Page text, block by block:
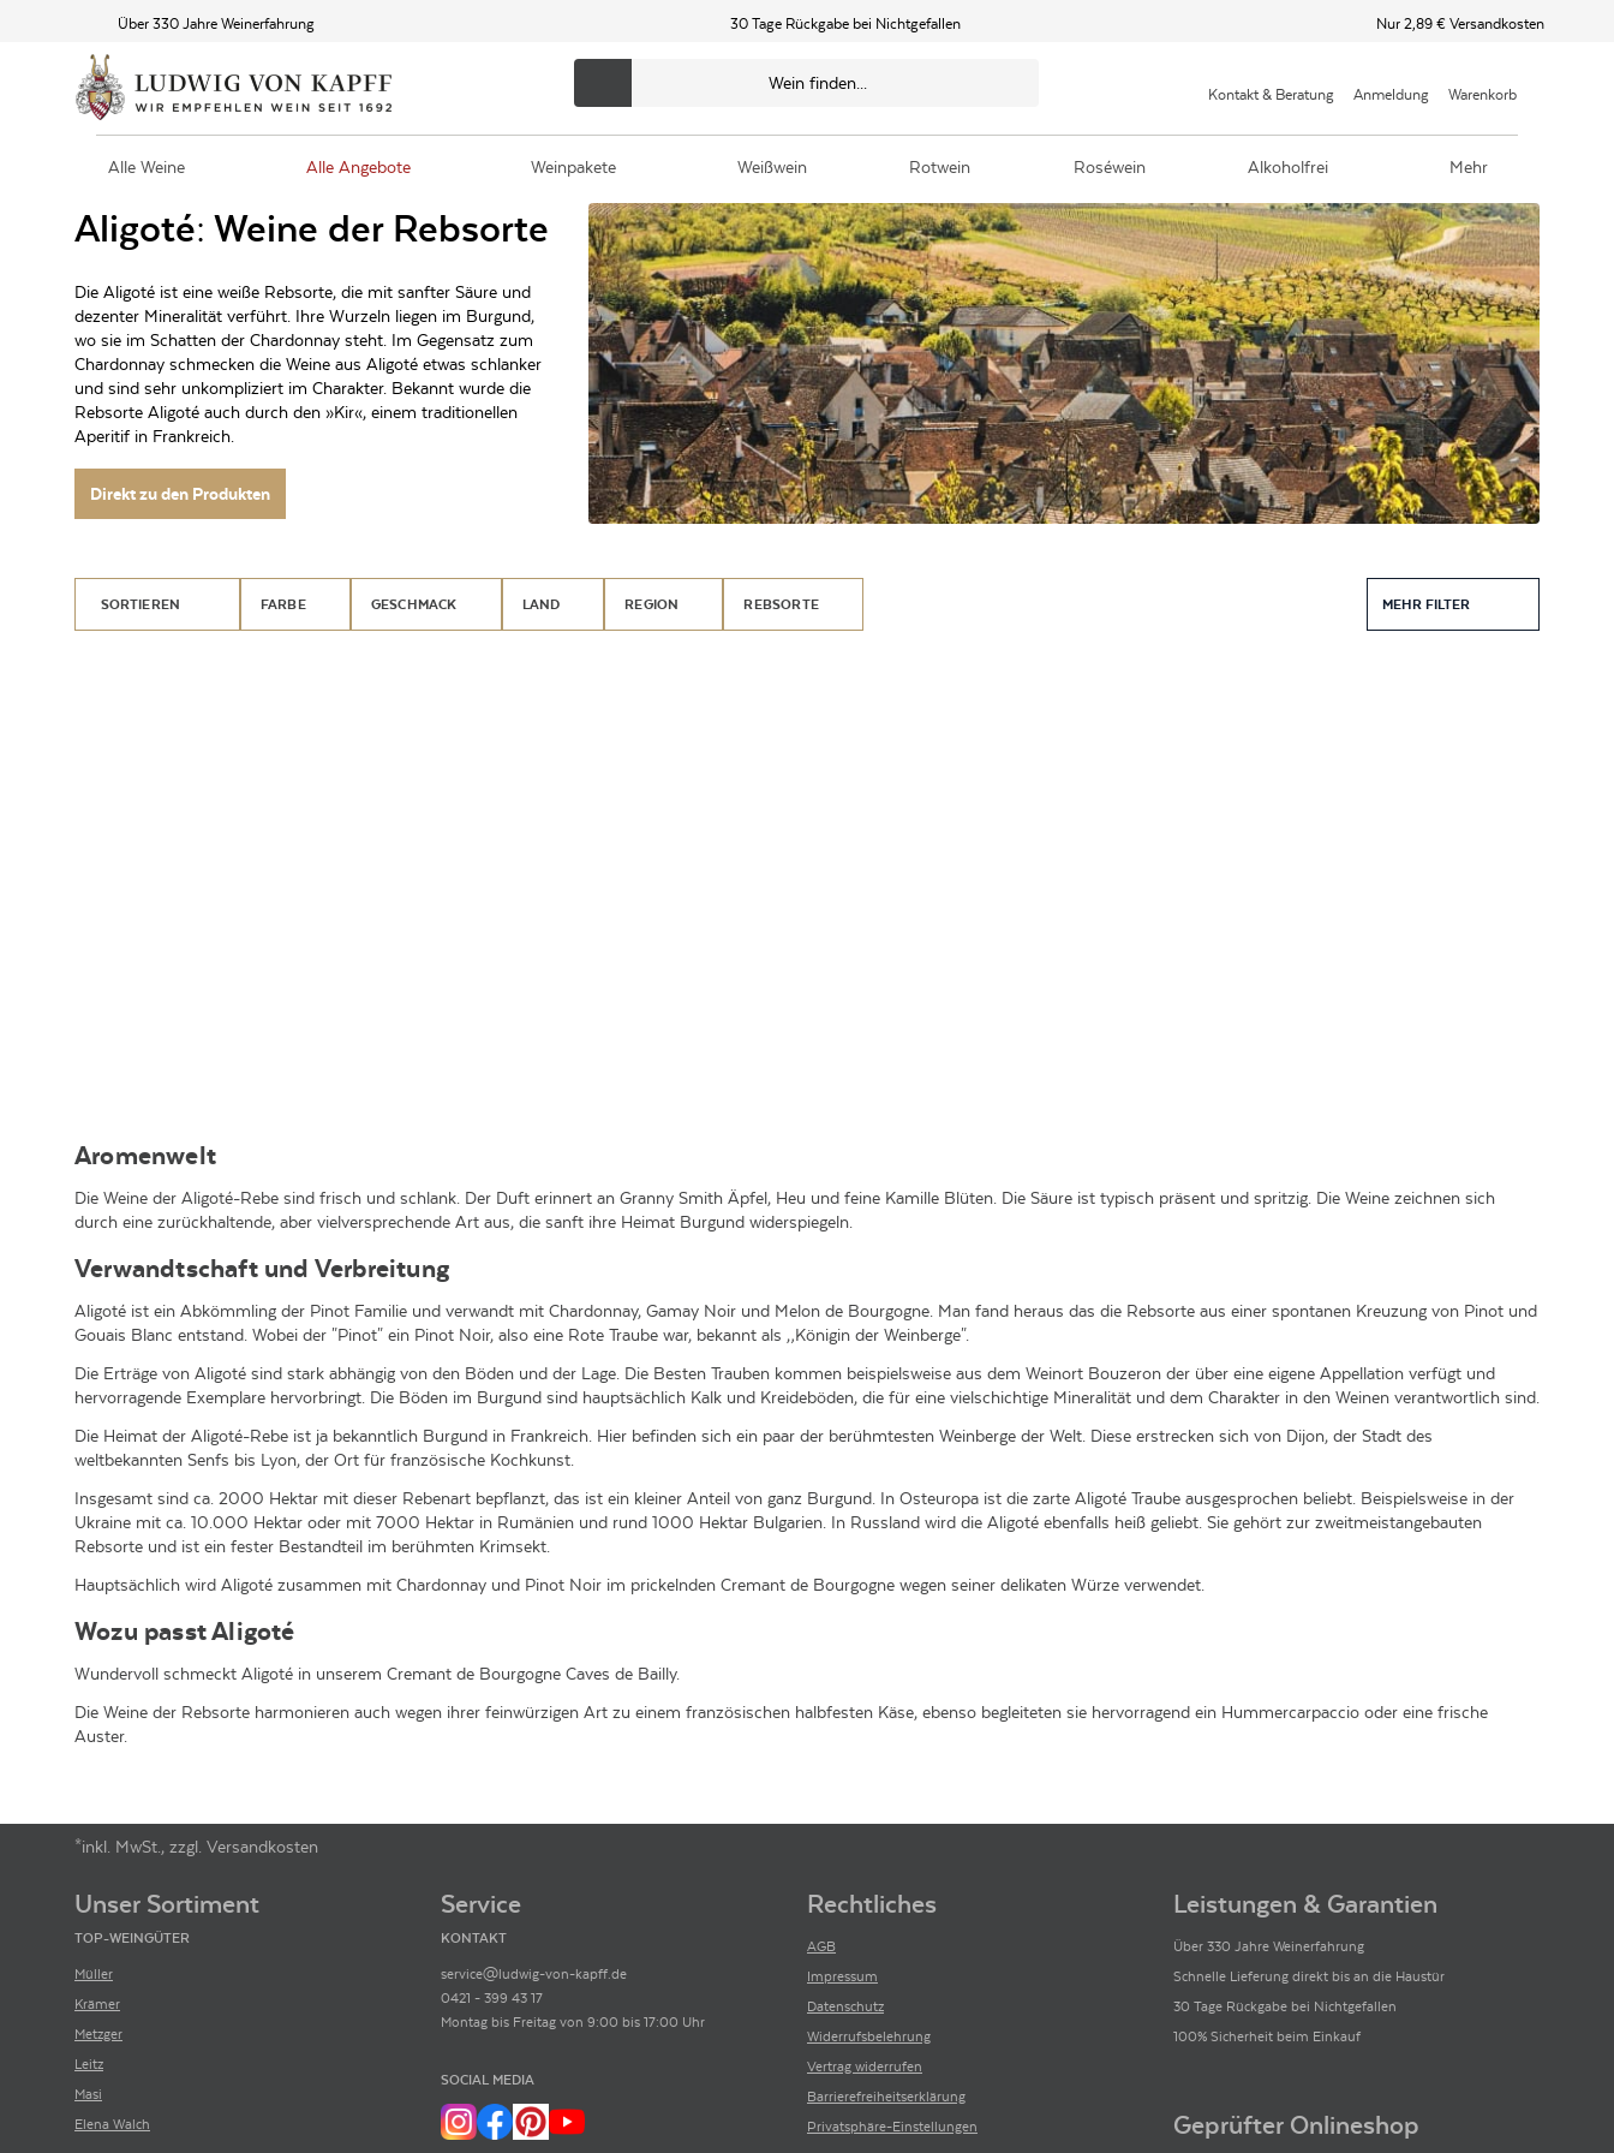
Über 330 Jahre Weinerfahrung 30 Tage Rückgabe bei Nichtgefallen Nur 2,89 € Versandkosten
Kontakt & Beratung Anmeldung Warenkorb
Alle Weine Alle Angebote Weinpakete Weißwein Rotwein Roséwein Alkoholfrei Mehr
Aligoté: Weine der Rebsorte
Die Aligoté ist eine weiße Rebsorte, die mit sanfter Säure und
dezenter Mineralität verführt. Ihre Wurzeln liegen im Burgund,
wo sie im Schatten der Chardonnay steht. Im Gegensatz zum
Chardonnay schmecken die Weine aus Aligoté etwas schlanker
und sind sehr unkompliziert im Charakter. Bekannt wurde die
Rebsorte Aligoté auch durch den »Kir«, einem traditionellen
Aperitif in Frankreich.
Direkt zu den Produkten
SORTIEREN FARBE GESCHMACK LAND REGION REBSORTE MEHR FILTER
Aromenwelt
Die Weine der Aligoté-Rebe sind frisch und schlank. Der Duft erinnert an Granny Smith Äpfel, Heu und feine Kamille Blüten. Die Säure ist typisch präsent und spritzig. Die Weine zeichnen sich
durch eine zurückhaltende, aber vielversprechende Art aus, die sanft ihre Heimat Burgund widerspiegeln.
Verwandtschaft und Verbreitung
Aligoté ist ein Abkömmling der Pinot Familie und verwandt mit Chardonnay, Gamay Noir und Melon de Bourgogne. Man fand heraus das die Rebsorte aus einer spontanen Kreuzung von Pinot und
Gouais Blanc entstand. Wobei der "Pinot" ein Pinot Noir, also eine Rote Traube war, bekannt als „Königin der Weinberge".
Die Erträge von Aligoté sind stark abhängig von den Böden und der Lage. Die Besten Trauben kommen beispielsweise aus dem Weinort Bouzeron der über eine eigene Appellation verfügt und
hervorragende Exemplare hervorbringt. Die Böden im Burgund sind hauptsächlich Kalk und Kreideböden, die für eine vielschichtige Mineralität und dem Charakter in den Weinen verantwortlich sind.
Die Heimat der Aligoté-Rebe ist ja bekanntlich Burgund in Frankreich. Hier befinden sich ein paar der berühmtesten Weinberge der Welt. Diese erstrecken sich von Dijon, der Stadt des
weltbekannten Senfs bis Lyon, der Ort für französische Kochkunst.
Insgesamt sind ca. 2000 Hektar mit dieser Rebenart bepflanzt, das ist ein kleiner Anteil von ganz Burgund. In Osteuropa ist die zarte Aligoté Traube ausgesprochen beliebt. Beispielsweise in der
Ukraine mit ca. 10.000 Hektar oder mit 7000 Hektar in Rumänien und rund 1000 Hektar Bulgarien. In Russland wird die Aligoté ebenfalls heiß geliebt. Sie gehört zur zweitmeistangebauten
Rebsorte und ist ein fester Bestandteil im berühmten Krimsekt.
Hauptsächlich wird Aligoté zusammen mit Chardonnay und Pinot Noir im prickelnden Cremant de Bourgogne wegen seiner delikaten Würze verwendet.
Wozu passt Aligoté
Wundervoll schmeckt Aligoté in unserem Cremant de Bourgogne Caves de Bailly.
Die Weine der Rebsorte harmonieren auch wegen ihrer feinwürzigen Art zu einem französischen halbfesten Käse, ebenso begleiteten sie hervorragend ein Hummercarpaccio oder eine frische
Auster.
*inkl. MwSt., zzgl. Versandkosten
Unser Sortiment
TOP-WEINGÜTER
Müller
Krämer
Metzger
Leitz
Masi
Elena Walch
Service
KONTAKT
service@ludwig-von-kapff.de
0421 - 399 43 17
Montag bis Freitag von 9:00 bis 17:00 Uhr
SOCIAL MEDIA
Rechtliches
AGB
Impressum
Datenschutz
Widerrufsbelehrung
Vertrag widerrufen
Barrierefreiheitserklärung
Privatsphäre-Einstellungen
Leistungen & Garantien
Über 330 Jahre Weinerfahrung
Schnelle Lieferung direkt bis an die Haustür
30 Tage Rückgabe bei Nichtgefallen
100% Sicherheit beim Einkauf
Geprüfter Onlineshop